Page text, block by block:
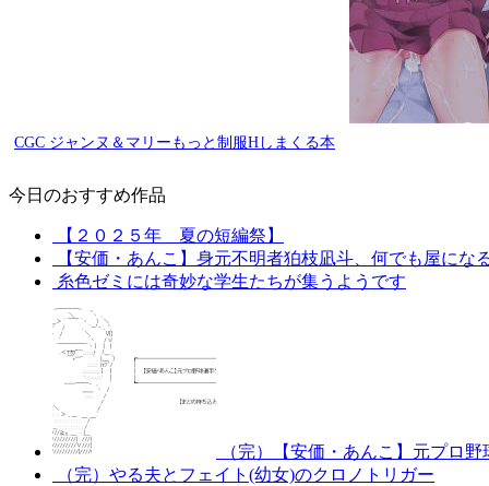
CGC ジャンヌ＆マリーもっと制服Hしまくる本
今日のおすすめ作品
【２０２５年 夏の短編祭】
【安価・あんこ】身元不明者狛枝凪斗、何でも屋にな
糸色ゼミには奇妙な学生たちが集うようです
（完）【安価・あんこ】元プロ
（完）やる夫とフェイト(幼女)のクロノトリガー